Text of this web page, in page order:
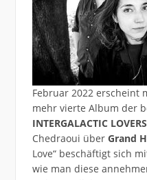
Februar 2022 erscheint
mehr vierte Album der
INTERGALACTIC LOVERS
Chedraoui über Grand
Love“ beschäftigt sich
wie man diese